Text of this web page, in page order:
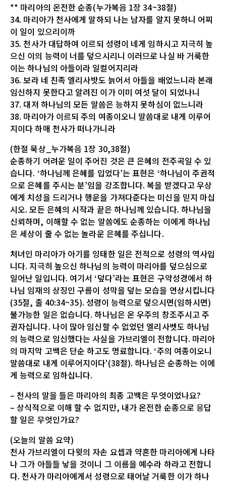
** 마리아의 온전한 순종(누가복음 1장 34~38절)
34. 마리아가 천사에게 말하되 나는 남자를 알지 못하니 어찌
이 일이 있으리이까
35. 천사가 대답하여 이르되 성령이 네게 임하시고 지극히 높
으신 이의 능력이 너를 덮으시리니 이러므로 나실 바 거룩한
이는 하나님의 아들이라 일컬어지리라
36. 보라 네 친족 엘리사밧도 늙어서 아들을 배었느니라 본래
임신하지 못한다고 알려진 이가 이미 여섯 달이 되었나니
37. 대저 하나님의 모든 말씀은 능하지 못하심이 없느니라
38. 마리아가 이르되 주의 여종이오니 말씀대로 내게 이루어
지이다 하매 천사가 떠나가니라
(한절 묵상_누가복음 1장 30,38절)
순종하기 어려운 일이 주어진 것은 큰 은혜의 전주곡일 수 있
습니다. ‘하나님께 은혜를 입었다’는 표현은 ‘하나님이 주권적
으로 은혜를 주시는 분’임을 강조합니다. 복을 받겠다고 우상
에게 치성을 드리거나 행운을 가져다준다는 미신을 믿지 마십
시오. 모든 은혜의 시작과 끝은 하나님께 있습니다. 하나님을
신뢰하며, 이해할 수 없는 말씀에도 순종하는 이에게 하나님
은 세상이 줄 수 없는 놀라운 은혜를 주십니다.
처녀인 마리아가 아기를 잉태한 일은 전적으로 성령의 역사입
니다. 지극히 높으신 하나님의 능력이 마리아를 덮으심으로
일어난 일입니다. 여기서 ‘덮다’라는 표현은 구약성경에서 하
나님 임재의 상징인 구름이 성막을 덮는 모습을 연상시킵니다
(35절, 출 40:34~35). 성령이 능력으로 덮으시면(임하시면)
불가능한 일은 없습니다. 하나님은 온 우주의 창조주시고 주
권자십니다. 나이 많아 임신할 수 없었던 엘리사벳도 하나님
의 능력으로 임신했다는 사실을 가브리엘이 전합니다. 마리아
의 마지막 고백은 단순 하고도 명료합니다. ‘주의 여종이오니
말씀대로 내게 이루어지이다'(38절). 하나님은 순종하는 이에
게 능력으로 임하십니다.
– 천사의 말을 들은 마리아의 최종 고백은 무엇이었나요?
– 상식적으로 이해 할 수 없지만, 내가 온전한 순종으로 응답
할 일은 무엇인가요?
(오늘의 말씀 요약)
천사 가브리엘이 다윗의 자손 요셉과 약혼한 마리아에게 나타
나 그가 아들들 낳을 것이니 그 이름을 예수라 하라고 전합니
다. 천사가 마리아에게서 성령으로 태어날 거룩한 이가 하나